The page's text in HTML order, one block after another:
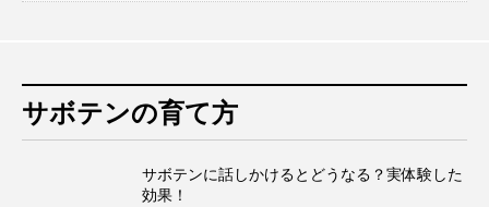
サボテンの育て方
サボテンに話しかけるとどうなる？実体験した
効果！